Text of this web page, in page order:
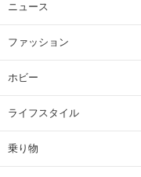
ニュース
ファッション
ホビー
ライフスタイル
乗り物